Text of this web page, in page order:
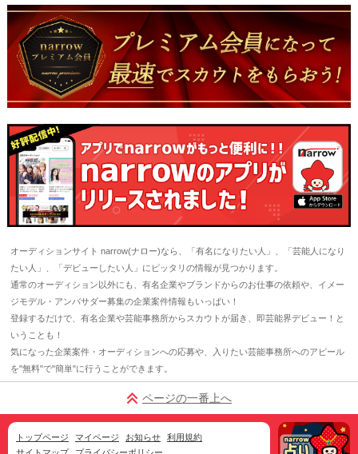
オーディションサイト narrow(ナロー)なら、「有名になりたい人」、「芸能人になり
たい人」、「デビューしたい人」にピッタリの情報が見つかります。
通常のオーディション以外にも、有名企業やブランドからのお仕事の依頼や、イメー
ジモデル・アンバサダー募集の企業案件情報もいっぱい！
登録するだけで、有名企業や芸能事務所からスカウトが届き、即芸能界デビュー！と
いうことも！
気になった企業案件・オーディションへの応募や、入りたい芸能事務所へのアピール
を"無料"で"簡単"に行うことができます。
ページの一番上へ
トップページ マイページ お知らせ
利用規約